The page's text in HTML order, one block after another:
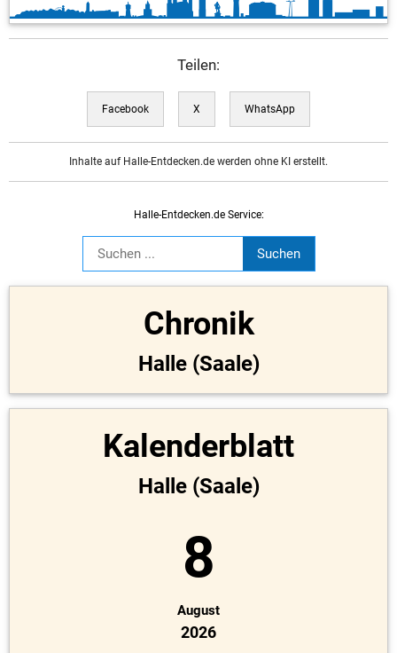
Teilen:
Facebook X WhatsApp
Inhalte auf Halle-Entdecken.de werden ohne KI erstellt.
Halle-Entdecken.de Service:
Chronik
Halle (Saale)
Kalenderblatt
Halle (Saale)
8
August
2026